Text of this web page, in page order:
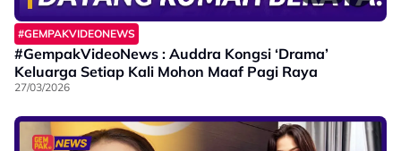
#GEMPAKVIDEONEWS
#GempakVideoNews : Auddra Kongsi ‘Drama’
Keluarga Setiap Kali Mohon Maaf Pagi Raya
27/03/2026